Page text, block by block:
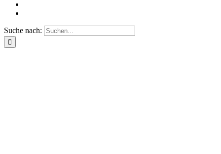
Suche nach: